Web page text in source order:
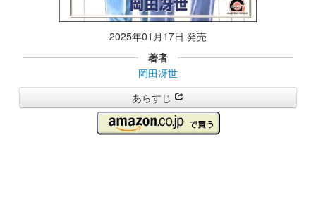
2025年01月17日 発売
著者
岡田冴世
あらすじ